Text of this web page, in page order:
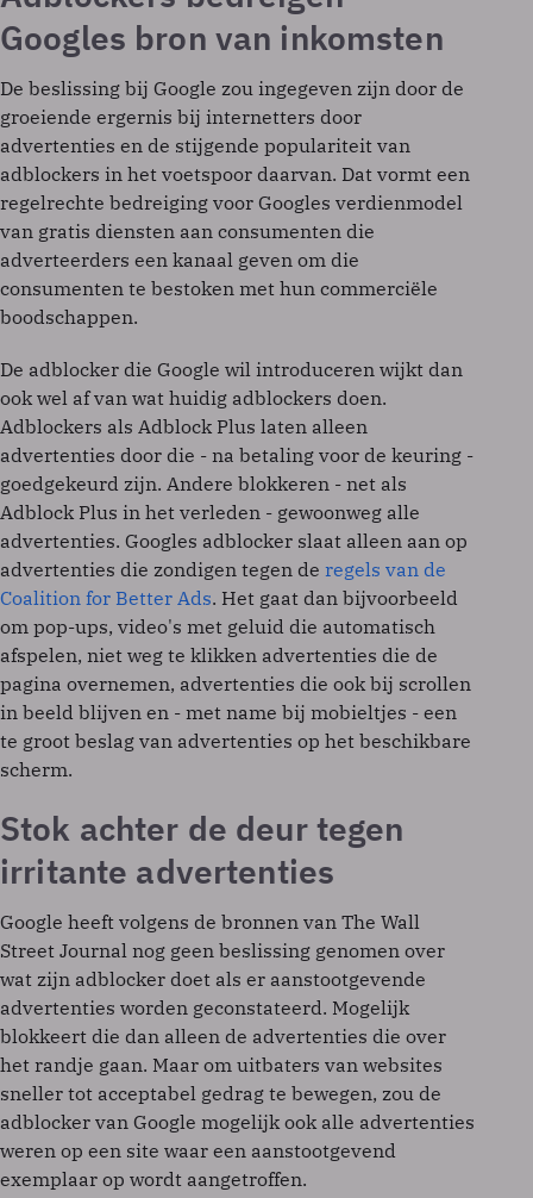
Googles bron van inkomsten
De beslissing bij Google zou ingegeven zijn door de
groeiende ergernis bij internetters door
advertenties en de stijgende populariteit van
adblockers in het voetspoor daarvan. Dat vormt een
regelrechte bedreiging voor Googles verdienmodel
van gratis diensten aan consumenten die
adverteerders een kanaal geven om die
consumenten te bestoken met hun commerciële
boodschappen.
De adblocker die Google wil introduceren wijkt dan
ook wel af van wat huidig adblockers doen.
Adblockers als Adblock Plus laten alleen
advertenties door die - na betaling voor de keuring -
goedgekeurd zijn. Andere blokkeren - net als
Adblock Plus in het verleden - gewoonweg alle
advertenties. Googles adblocker slaat alleen aan op
advertenties die zondigen tegen de regels van de
Coalition for Better Ads. Het gaat dan bijvoorbeeld
om pop-ups, video's met geluid die automatisch
afspelen, niet weg te klikken advertenties die de
pagina overnemen, advertenties die ook bij scrollen
in beeld blijven en - met name bij mobieltjes - een
te groot beslag van advertenties op het beschikbare
scherm.
Stok achter de deur tegen
irritante advertenties
Google heeft volgens de bronnen van The Wall
Street Journal nog geen beslissing genomen over
wat zijn adblocker doet als er aanstootgevende
advertenties worden geconstateerd. Mogelijk
blokkeert die dan alleen de advertenties die over
het randje gaan. Maar om uitbaters van websites
sneller tot acceptabel gedrag te bewegen, zou de
adblocker van Google mogelijk ook alle advertenties
weren op een site waar een aanstootgevend
exemplaar op wordt aangetroffen.